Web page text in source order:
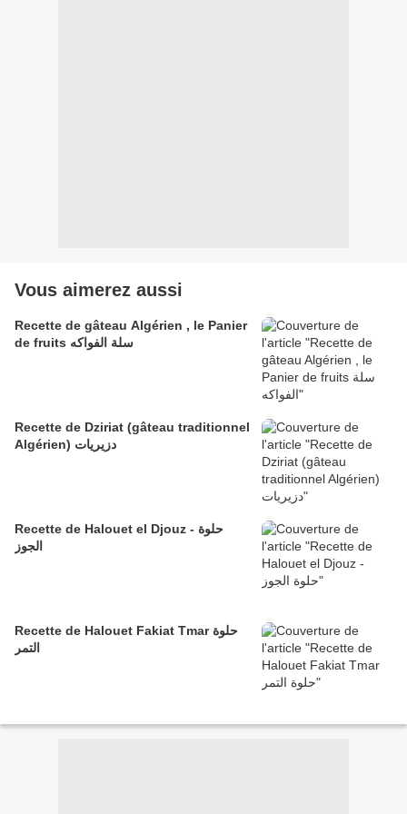
Vous aimerez aussi
Recette de gâteau Algérien , le Panier
de fruits سلة الفواكه
Recette de Dziriat (gâteau traditionnel
Algérien) دزيريات
Recette de Halouet el Djouz - حلوة
الجوز
Recette de Halouet Fakiat Tmar حلوة
التمر